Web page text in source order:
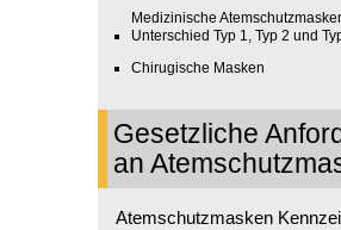
Medizinische
Unterschied Typ 1, Typ 2 und
Chirugische Masken
Gesetzliche
an
Atemschutzmasken